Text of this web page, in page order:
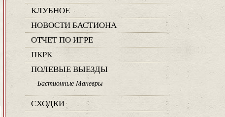
КЛУБНОЕ
НОВОСТИ БАСТИОНА
ОТЧЕТ ПО ИГРЕ
ПКРК
ПОЛЕВЫЕ ВЫЕЗДЫ
Бастионные Маневры
СХОДКИ